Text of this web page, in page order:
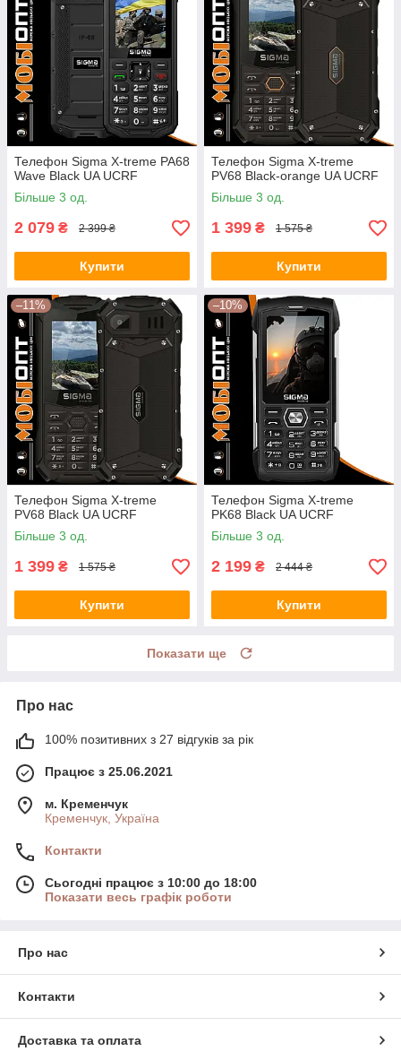
Телефон Sigma X-treme PA68
Wave Black UA UCRF
Більше 3 од.
2 079 ₴ 2 399 ₴
Купити
Телефон Sigma X-treme
PV68 Black-orange UA UCRF
Більше 3 од.
1 399 ₴ 1 575 ₴
Купити
–11%
Телефон Sigma X-treme
PV68 Black UA UCRF
Більше 3 од.
1 399 ₴ 1 575 ₴
Купити
–10%
Телефон Sigma X-treme
PK68 Black UA UCRF
Більше 3 од.
2 199 ₴ 2 444 ₴
Купити
Показати ще
Про нас
100% позитивних з 27 відгуків за рік
Працює з 25.06.2021
м. Кременчук
Кременчук, Україна
Контакти
Сьогодні працює з 10:00 до 18:00
Показати весь графік роботи
Про нас
Контакти
Доставка та оплата